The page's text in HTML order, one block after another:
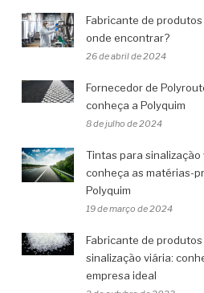
Fabricante de produtos
onde encontrar?
26 de abril de 2024
Fornecedor de
conheça a Polyquim
8 de julho de 2024
Tintas para sinalização
conheça as matérias-
Polyquim
19 de março de 2024
Fabricante de
sinalização viária:
empresa ideal